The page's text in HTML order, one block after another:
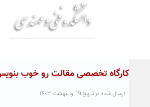
کارگاه تخصصی مقالت رو خوب
ارسال شده در تاریخ:۲۹ اردیبهشت ۱۴۰۳